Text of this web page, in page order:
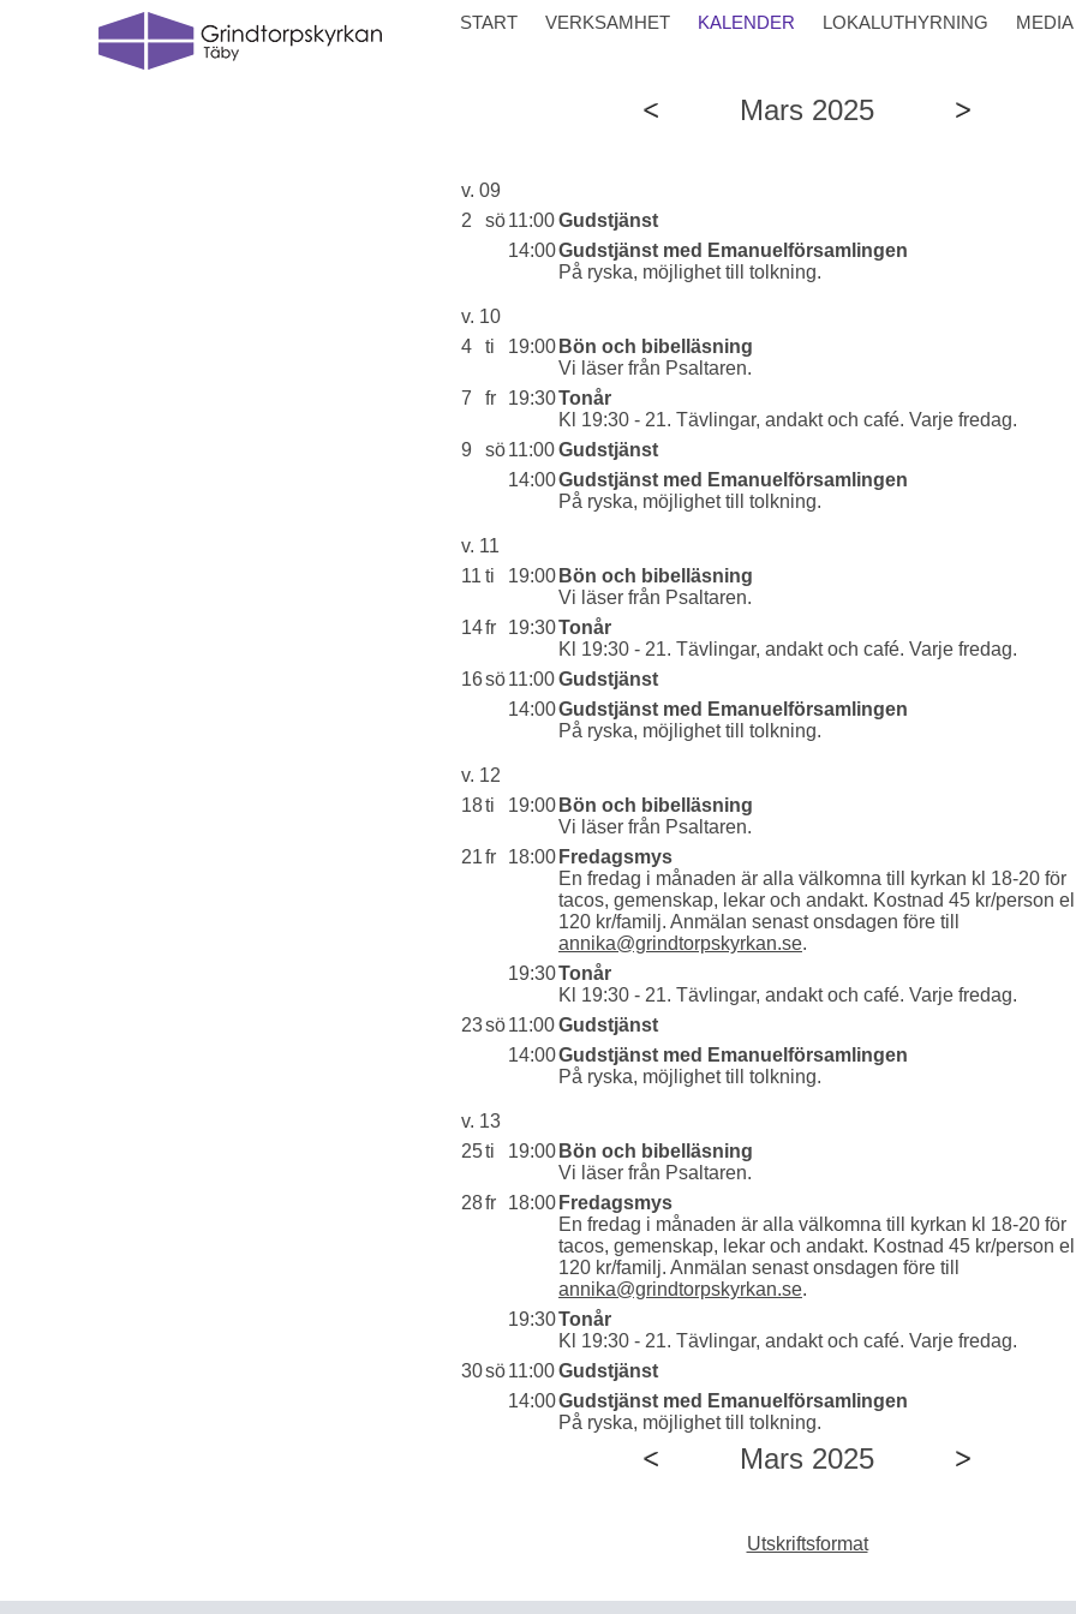
START VERKSAMHET KALENDER LOKALUTHYRNING MEDIA
Mars 2025
v. 09
2
sö11:00Gudstjänst
14:00Gudstjänst med Emanuelförsamlingen
På ryska, möjlighet till tolkning.
v. 10
4
ti 19:00 Bön och bibelläsning
Vi läser från Psaltaren.
7
fr 19:30Tonår
Kl 19:30 - 21. Tävlingar, andakt och café. Varje fredag.
9
sö11:00Gudstjänst
14:00Gudstjänst med Emanuelförsamlingen
På ryska, möjlighet till tolkning.
v. 11
11 ti 19:00 Bön och bibelläsning
Vi läser från Psaltaren.
14fr 19:30Tonår
Kl 19:30 - 21. Tävlingar, andakt och café. Varje fredag.
16sö11:00Gudstjänst
14:00Gudstjänst med Emanuelförsamlingen
På ryska, möjlighet till tolkning.
v. 12
18ti 19:00 Bön och bibelläsning
Vi läser från Psaltaren.
21fr 18:00 Fredagsmys
En fredag i månaden är alla välkomna till kyrkan kl 18-20 för
tacos, gemenskap, lekar och andakt. Kostnad 45 kr/person
120 kr/familj. Anmälan senast onsdagen före till
annika@grindtorpskyrkan.se.
19:30Tonår
Kl 19:30 - 21. Tävlingar, andakt och café. Varje fredag.
23sö11:00Gudstjänst
14:00Gudstjänst med Emanuelförsamlingen
På ryska, möjlighet till tolkning.
v. 13
25ti 19:00 Bön och bibelläsning
Vi läser från Psaltaren.
28fr 18:00 Fredagsmys
En fredag i månaden är alla välkomna till kyrkan kl 18-20 för
tacos, gemenskap, lekar och andakt. Kostnad 45 kr/person
120 kr/familj. Anmälan senast onsdagen före till
annika@grindtorpskyrkan.se.
19:30Tonår
Kl 19:30 - 21. Tävlingar, andakt och café. Varje fredag.
30sö11:00Gudstjänst
14:00Gudstjänst med Emanuelförsamlingen
På ryska, möjlighet till tolkning.
Mars 2025
Utskriftsformat